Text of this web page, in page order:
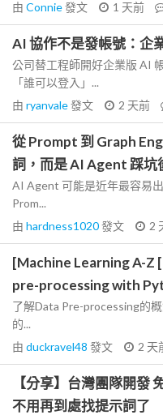
由 Connie發文 1 天前
AI 協作不是發帳號：企
公司替工程師開好企業版 AI
「誰可以登入」...
由 ryanvale發文 2 天前
從 Prompt 到 Graph
詞，而是 AI Agent 踩坑
AI Agent 可能是近年最容易
Prom...
由 hardness1020發文 2
[Machine Learning A-Z
pre-processing with
了解Data Pre-processing的
的...
由 duckravel48 發文 2 天
【分享】台灣團隊開發
不用再到處找提示詞了